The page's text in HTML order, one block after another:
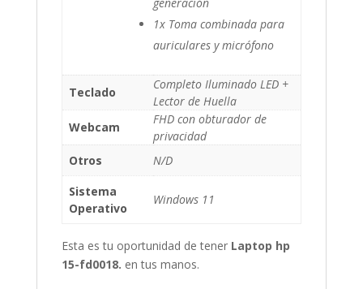
1x Toma combinada para
auriculares y micrófono
Teclado
Completo Iluminado LED +
Lector de Huella
Webcam
FHD con obturador de
privacidad
Otros
N/D
Sistema
Operativo
Windows 11
Esta es tu oportunidad de tener Laptop hp
15-fd0018. en tus manos.